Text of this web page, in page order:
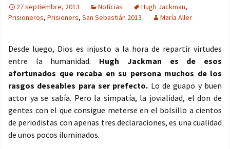
27 septiembre, 2013 Noticias Hugh Jackman,
Prisioneros, Prisioners, San Sebastián 2013 María Aller
Desde luego, Dios es injusto a la hora de repartir virtudes
entre la humanidad. Hugh Jackman es de esos
afortunados que recaba en su persona muchos de los
rasgos deseables para ser prefecto. Lo de guapo y buen
actor ya se sabía. Pero la simpatía, la jovialidad, el don de
gentes con el que consigue meterse en el bolsillo a cientos
de periodistas con apenas tres declaraciones, es una cualidad
de unos pocos iluminados.